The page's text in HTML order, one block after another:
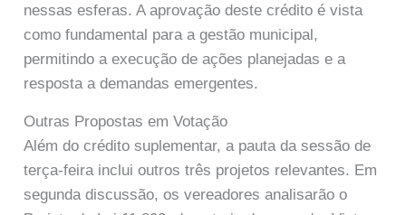
nessas esferas. A aprovação deste crédito é vista
como fundamental para a gestão municipal,
permitindo a execução de ações planejadas e a
resposta a demandas emergentes.
Outras Propostas em Votação
Além do crédito suplementar, a pauta da sessão de
terça-feira inclui outros três projetos relevantes. Em
segunda discussão, os vereadores analisarão o